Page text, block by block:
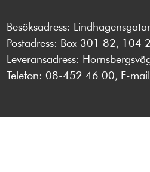
Besöksadress:
Postadress: Box 301 82, 104
Leveransadress:
Telefon: 08-452 46 00, E-